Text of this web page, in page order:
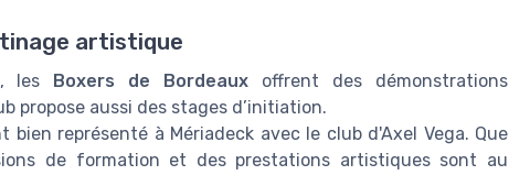
artistique
les Boxers de Bordeaux offrent des démonstrations
propose aussi des stages d’initiation.
représenté à Mériadeck avec le club d'Axel Vega. Que
de formation et des prestations artistiques sont au